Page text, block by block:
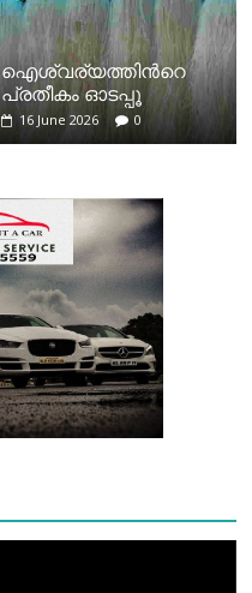
ഐശ്വര്യത്തിന്‍റെ
പ്രതീകം ഓടപ്പൂ
16 June 2026 0